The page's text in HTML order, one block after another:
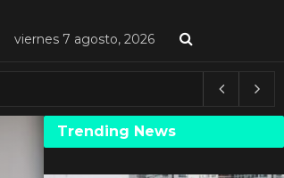
viernes 7 agosto, 2026
Trending News